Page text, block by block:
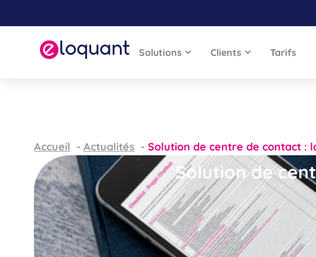
Solutions Clients Tarifs
Accueil Actualités Solution de centre de contact :
Solution de